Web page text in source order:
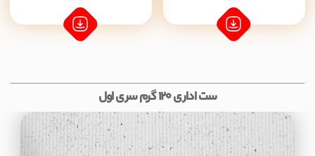
ست اداری 120 گرم سری اول